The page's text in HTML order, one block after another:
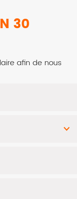
30
afin de nous